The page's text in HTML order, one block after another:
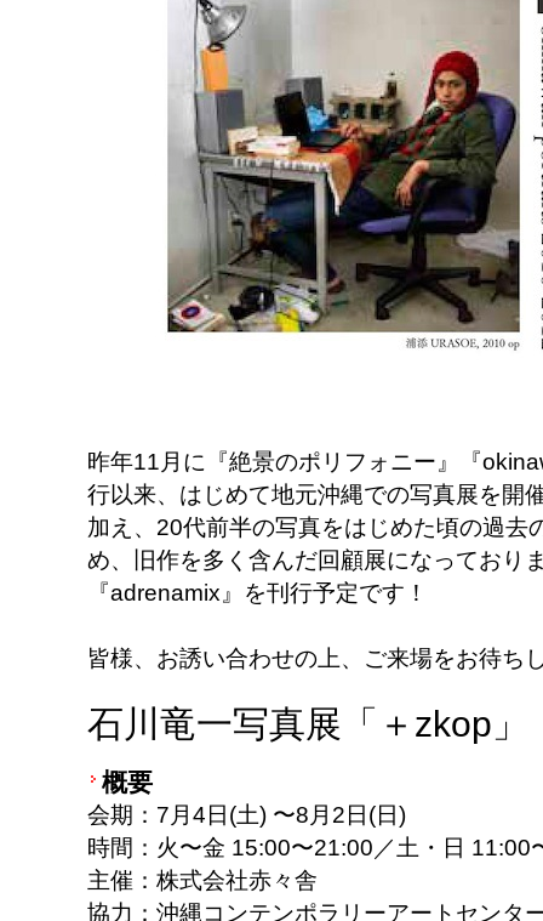
昨年11月に『絶景のポリフォニー』『
行以来、はじめて地元沖縄での写真展を開
加え、20代前半の写真をはじめた頃の過去
め、旧作を多く含んだ回顧展になっており
『adrenamix』を刊行予定です！
皆様、お誘い合わせの上、ご来場をお待ち
石川竜一写真展「＋zkop」
概要
会期：7月4日(土) 〜8月2日(日)
時間：火〜金 15:00〜21:00／土・日 11:00
主催：株式会社赤々舎
協力：沖縄コンテンポラリーアートセンタ